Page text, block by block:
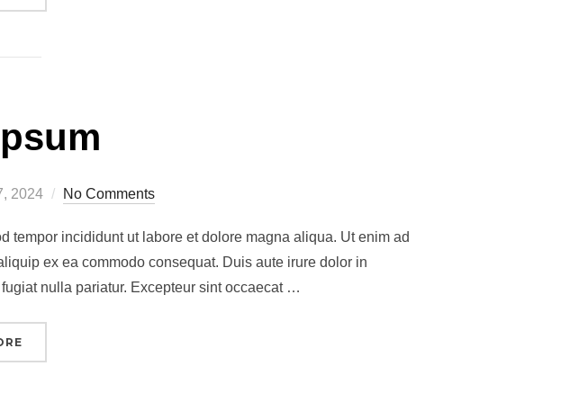
2024 No Comments
tempor incididunt ut labore et dolore magna aliqua. Ut enim ad
ex ea commodo consequat. Duis aute irure dolor in
nulla pariatur. Excepteur sint occaecat …